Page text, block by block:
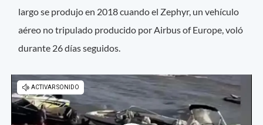
largo se produjo en 2018 cuando el Zephyr, un vehículo
aéreo no tripulado producido por Airbus of Europe, voló
durante 26 días seguidos.